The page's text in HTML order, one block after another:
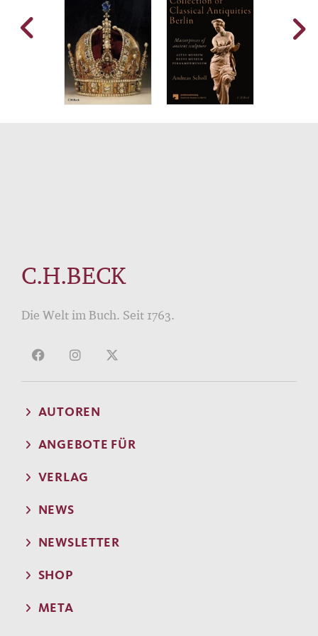
C.H.BECK
Die Welt im Buch. Seit 1763.
AUTOREN
ANGEBOTE FÜR
VERLAG
NEWS
NEWSLETTER
SHOP
META